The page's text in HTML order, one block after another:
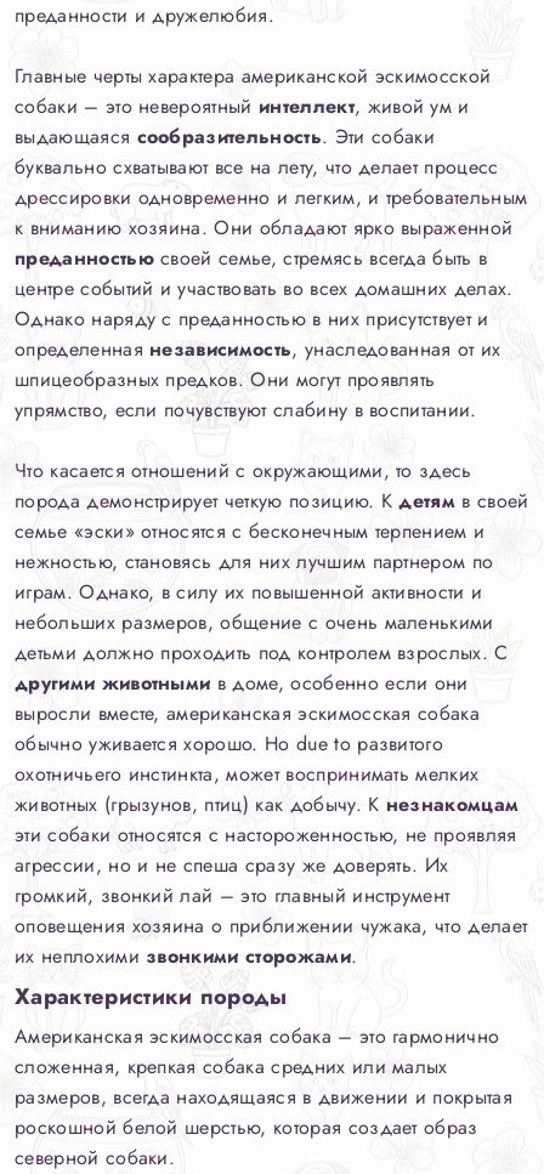
преданности и дружелюбия.
Главные черты характера американской эскимосской
собаки – это невероятный интеллект, живой ум и
выдающаяся сообразительность. Эти собаки
буквально схватывают все на лету, что делает процесс
дрессировки одновременно и легким, и требовательным
к вниманию хозяина. Они обладают ярко выраженной
преданностьюсвоей семье, стремясь всегда быть в
центре событий и участвовать во всех домашних делах.
Однако наряду с преданностью в них присутствует и
определенная независимость, унаследованная от их
шпицеобразных предков. Они могут проявлять
упрямство, если почувствуют слабину в воспитании.
Что касается отношений с окружающими, то здесь
порода демонстрирует четкую позицию. Кдетям в своей
семье «эски» относятся с бесконечным терпением и
нежностью, становясь для них лучшим партнером по
играм. Однако, в силу их повышенной активности и
небольших размеров, общение с очень маленькими
детьми должно проходить под контролем взрослых. С
другими животными в доме, особенно если они
выросли вместе, американская эскимосская собака
обычно уживается хорошо. Но due to развитого
охотничьего инстинкта, может воспринимать мелких
животных (грызунов, птиц) как добычу. К незнакомцам
эти собаки относятся с настороженностью, не проявляя
агрессии, но и не спеша сразу же доверять. Их
громкий, звонкий лай – это главный инструмент
оповещения хозяина о приближении чужака, что делает
их неплохими звонкими сторожами.
Характеристики породы
Американская эскимосская собака – это гармонично
сложенная, крепкая собака средних или малых
размеров, всегда находящаяся в движении и покрытая
роскошной белой шерстью, которая создает образ
северной собаки.